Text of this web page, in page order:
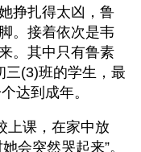
挣扎得太凶，鲁
。接着依次是韦
。其中只有鲁素
三(3)班的学生，最
达到成年。
上课，在家中放
会突然哭起来”。